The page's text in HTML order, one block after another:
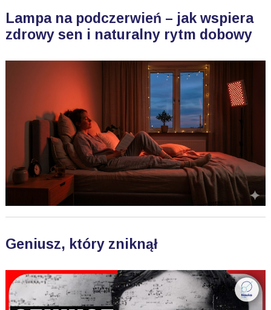
Lampa na podczerwień – jak wspiera
zdrowy sen i naturalny rytm dobowy
Geniusz, który zniknął